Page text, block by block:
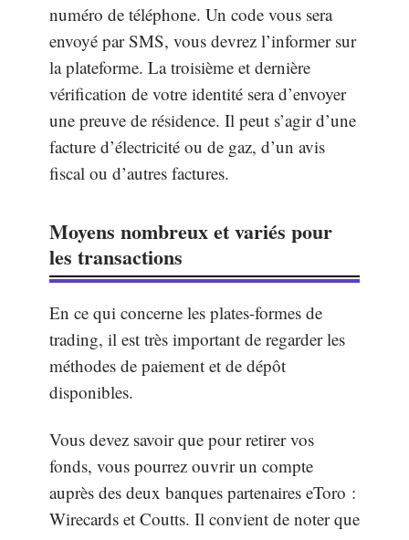
numéro de téléphone. Un code vous sera
envoyé par SMS, vous devrez l’informer sur
la plateforme. La troisième et dernière
vérification de votre identité sera d’envoyer
une preuve de résidence. Il peut s’agir d’une
facture d’électricité ou de gaz, d’un avis
fiscal ou d’autres factures.
Moyens nombreux et variés pour
les transactions
En ce qui concerne les plates-formes de
trading, il est très important de regarder les
méthodes de paiement et de dépôt
disponibles.
Vous devez savoir que pour retirer vos
fonds, vous pourrez ouvrir un compte
auprès des deux banques partenaires eToro :
Wirecards et Coutts. Il convient de noter que